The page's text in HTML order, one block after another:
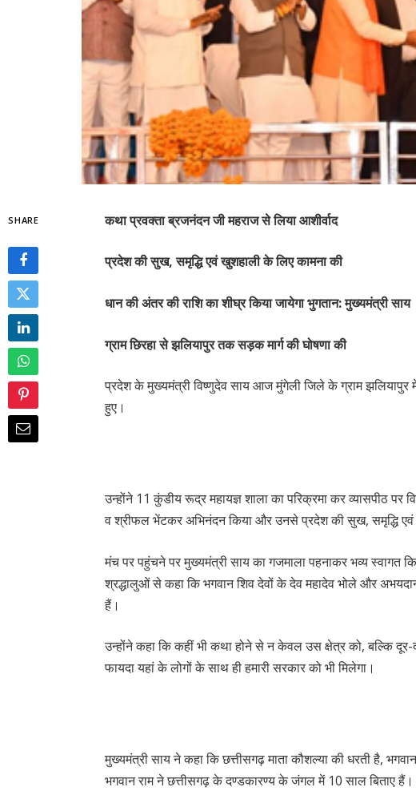
SHARE कथा प्रवक्ता ब्रजनंदन जी महराज से लिया आशीर्वाद
प्रदेश की सुख, समृद्धि एवं खुशहाली के लिए कामना की
धान की अंतर की राशि का शीघ्र किया जायेगा भुगतान: मुख्यमंत्री साय
ग्राम छिरहा से झलियापुर तक सड़क मार्ग की घोषणा की
प्रदेश के मुख्यमंत्री विष्णुदेव साय आज मुंगेली जिले के ग्राम झलियापुर
हुए।
उन्होंने 11 कुंडीय रूद्र महायज्ञ शाला का परिक्रमा कर व्यासपीठ पर
व श्रीफल भेंटकर अभिनंदन किया और उनसे प्रदेश की सुख, समृद्धि एवं
मंच पर पहुंचने पर मुख्यमंत्री साय का गजमाला पहनाकर भव्य स्वागत
श्रद्धालुओं से कहा कि भगवान शिव देवों के देव महादेव भोले और
हैं।
उन्होंने कहा कि कहीं भी कथा होने से न केवल उस क्षेत्र को, बल्कि
फायदा यहां के लोगों के साथ ही हमारी सरकार को भी मिलेगा।
मुख्यमंत्री साय ने कहा कि छत्तीसगढ़ माता कौशल्या की धरती है,
भगवान राम ने छत्तीसगढ़ के दण्डकारण्य के जंगल में 10 साल बिताए हैं।